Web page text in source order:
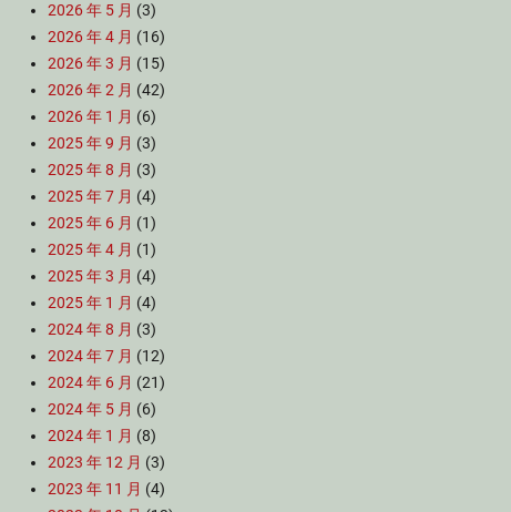
2026 年 5 月 (3)
2026 年 4 月 (16)
2026 年 3 月 (15)
2026 年 2 月 (42)
2026 年 1 月 (6)
2025 年 9 月 (3)
2025 年 8 月 (3)
2025 年 7 月 (4)
2025 年 6 月 (1)
2025 年 4 月 (1)
2025 年 3 月 (4)
2025 年 1 月 (4)
2024 年 8 月 (3)
2024 年 7 月 (12)
2024 年 6 月 (21)
2024 年 5 月 (6)
2024 年 1 月 (8)
2023 年 12 月 (3)
2023 年 11 月 (4)